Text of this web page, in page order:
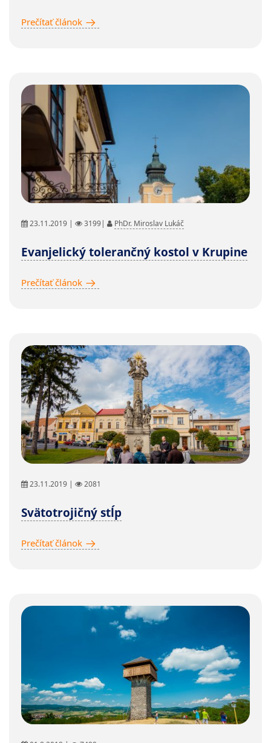
Prečítať článok
23.11.2019 | 3199| PhDr. Miroslav Lukáč
Evanjelický tolerančný kostol v Krupine
Prečítať článok
23.11.2019 | 2081
Svätotrojičný stĺp
Prečítať článok